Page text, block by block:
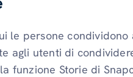
le persone
agli utenti di
funzione Storie di